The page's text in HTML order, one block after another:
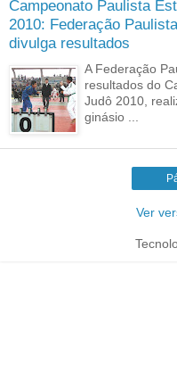
Campeonato Paulista
2010: Federação Paulista
divulga resultados
A Federação
resultados do
Judô 2010,
ginásio ...
Ver